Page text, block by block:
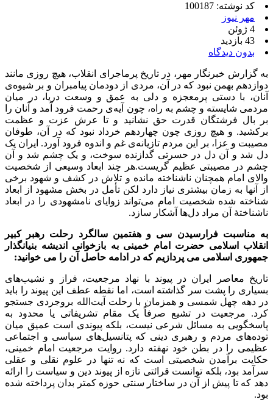
کد نوشته: 100187
مهر نیوز
4 ژوئن
43 بازدید
بدون دیدگاه
به گزارش خبرنگار مهر، در تاریخ پرماجرای انقلاب، هیچ روزی مانند
دوازدهم بهمن نبود که در آن، مردی از دودمان پیامبران و بر شیوه‌ی
آنان، با دستی پرمعجزه و دلی به عمق و وسعت دریا، در میان
مردمی شایسته و چشم به راه، چون آیه‌ی رحمت فرود آمد و آنان را
بر بال فرشتگان قدرت حق نشانید و تا عرش عزت و عظمت
برکشید. و هیچ روزی چون چهاردهم خرداد نبود که در آن، طوفان
مصیبت و عزا، بر این مردم تازیانه‌ی غم و اندوه فرود آورد. ایران یک
دل شد و آن دل در حسرتی گدازنده سوخت، و یک چشم شد و آن
چشم در مصیبتی عظیم گریست.‏‏هر چند ابعاد وسیعی از شخصیت
والای امام همچنان ناشناخته مانده و تلاش در‏‎ ‎‏کشف و شهود برخی
از آنها به زمان بیشتری نیاز دارد لکن تأمل در بخش مشهود از‏‎ ‎‏ابعاد
شناخته شده شخصیت امام می‌تواند زوایای نامشهودی را در ابعاد
ناشناختۀ‏‎ ‎‏آن مراد دل‌ها آشکار سازد.
به مناسبت فرارسیدن سی و هفتمین سالگرد رحلت رهبر کبیر
انقلاب اسلامی حضرت امام خمینی به بازخوانی اندیشه بنیانگذار
جمهوری اسلامی می پردازیم که در ادامه حاصل آن را می خوانید:
تاریخ معاصر ایران در پیوند با نهاد مرجعیت، فراز و نشیب‌های
بسیاری را پشت سر گذاشته است، اما نقطه عطف این پیوند را باید
در دهه چهل شمسی و همزمان با رحلت آیت‌الله بروجردی جستجو
کرد. مرجعیت در تشیع صرفاً یک مقام تشریفاتی یا محدود به
پاسخگویی به مسائل شرعی نیست، بلکه پیوندی است عمیق میان
توده‌های مردم و رهبری دینی که پتانسیل‌های سیاسی و اجتماعی
عظیمی را در بطن خود نهفته دارد. روایت مرجعیت امام خمینی،
حکایت برآمدن شخصیتی است که نه تنها در علوم نقلی و عقلی
سرآمد بود، بلکه توانست قرائتی تازه از پیوند دین و سیاست را ارائه
دهد که تا پیش از آن در ساختار سنتی حوزه کمتر بدان پرداخته شده
بود.